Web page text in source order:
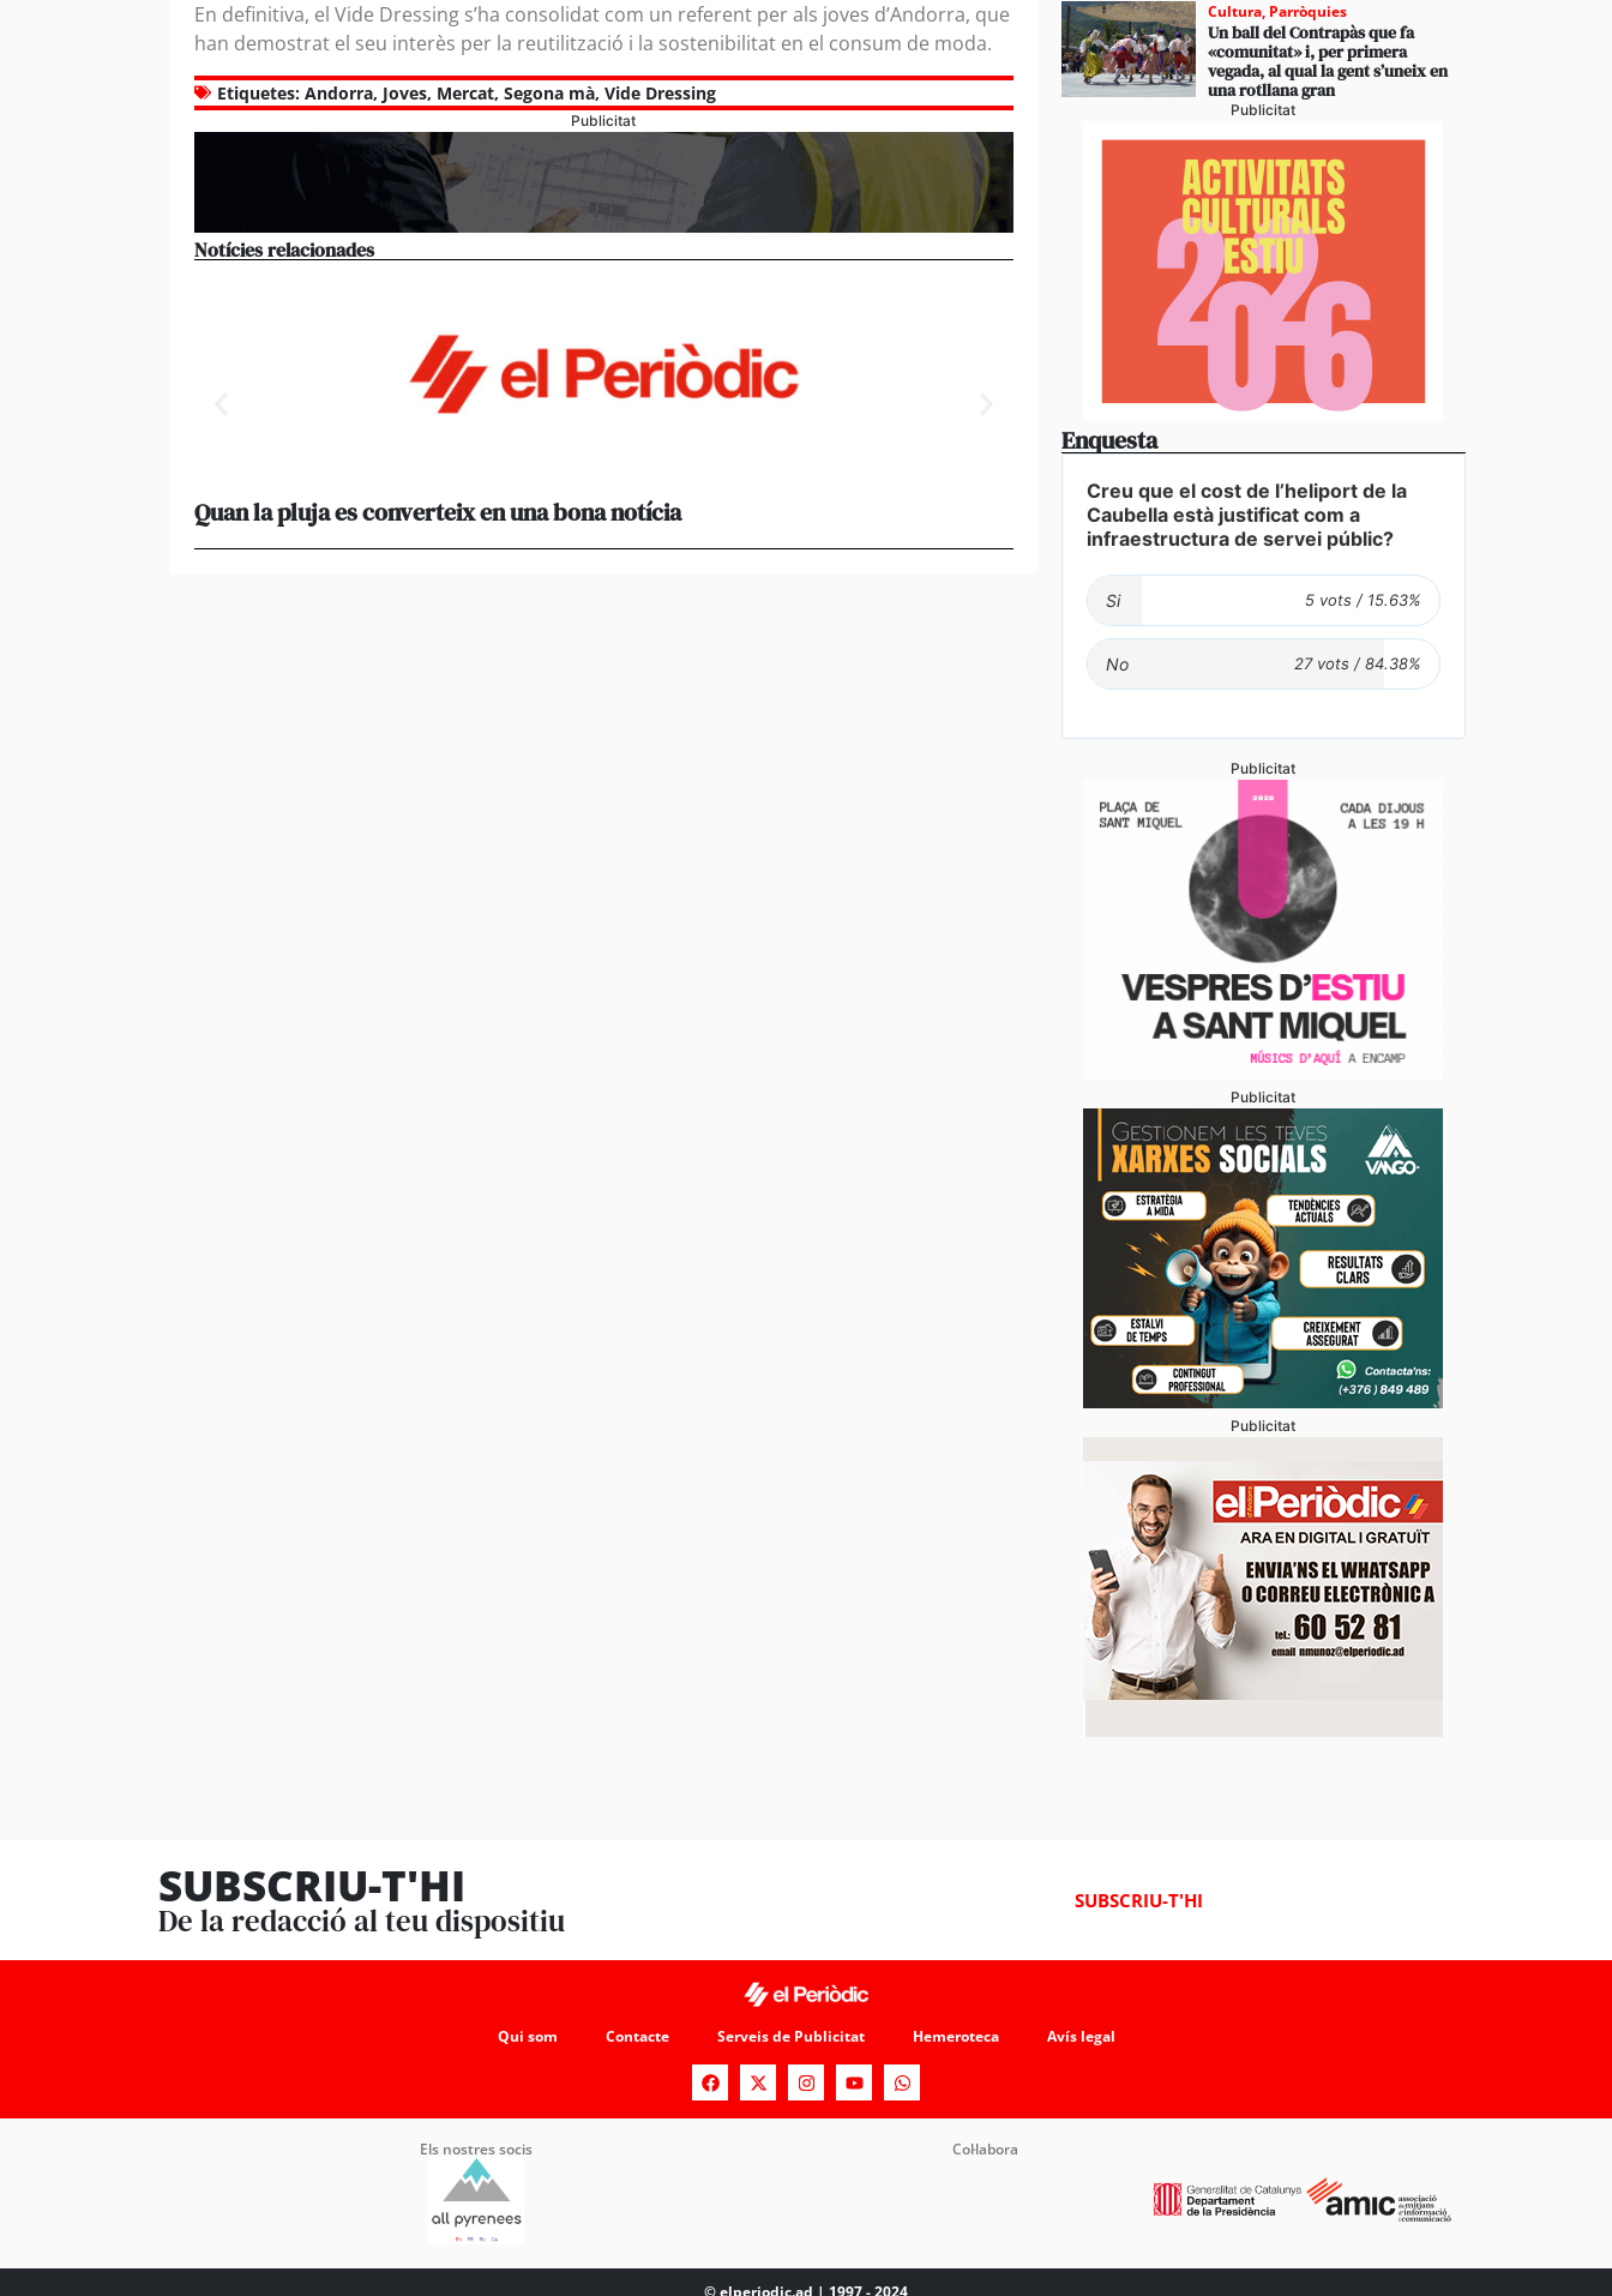
En definitiva, el Vide Dressing s’ha consolidat com un referent per als joves d’Andorra, que
han demostrat el seu interès per la reutilització i la sostenibilitat en el consum de moda.
Etiquetes: Andorra, Joves, Mercat, Segona mà, Vide Dressing
Publicitat
Notícies relacionades
Quan la pluja es converteix en una bona notícia [Amb vídeos] L’arribada d’una esperada i intensa
acompanyada de calamarsa no dona treva
Cultura, Parròquies
Un ball del Contrapàs que fa
«comunitat» i, per primera
vegada, al qual la gent s’uneix en
una rotllana gran
Publicitat
Enquesta
Creu que el cost de l’heliport de la
Caubella està justificat com a
infraestructura de servei públic?
Si
No
Publicitat
Publicitat
Publicitat
SUBSCRIU-T'HI
De la redacció al teu dispositiu
SUBSCRIU-T'HI
Qui som Contacte Serveis de Publicitat Hemeroteca Avís legal
Els nostres socis Col·labora
© elperiodic.ad | 1997 - 2024